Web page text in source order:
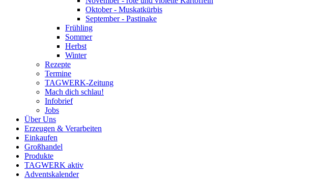
Oktober - Muskatkürbis
September - Pastinake
Frühling
Sommer
Herbst
Winter
Rezepte
Termine
TAGWERK-Zeitung
Mach dich schlau!
Infobrief
Jobs
Über Uns
Erzeugen & Verarbeiten
Einkaufen
Großhandel
Produkte
TAGWERK aktiv
Adventskalender